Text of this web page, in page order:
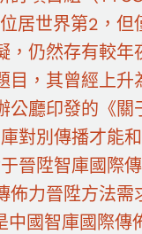
居世界第2，
，仍然存有較
目，其曾經上
公廳印發的《
對別傳播才能
晉陞智庫國際
佈力晉陞方法
中國智庫國際